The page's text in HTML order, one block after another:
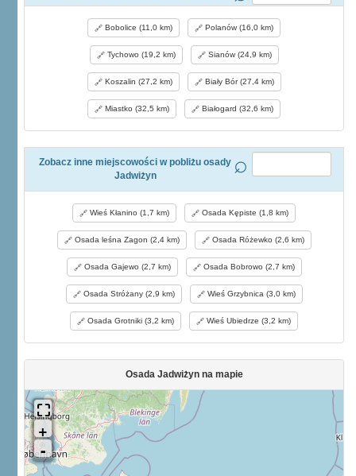
Bobolice (11,0 km) Polanów (16,0 km)
Tychowo (19,2 km) Sianów (24,9 km)
Koszalin (27,2 km) Biały Bór (27,4 km)
Miastko (32,5 km) Białogard (32,6 km)
Zobacz inne miejscowości w pobliżu osady
Jadwiżyn
Wieś Kłanino (1,7 km) Osada Kępiste (1,8 km)
Osada leśna Zagon (2,4 km) Osada Różewko (2,6 km)
Osada Gajewo (2,7 km) Osada Bobrowo (2,7 km)
Osada Stróżany (2,9 km) Wieś Grzybnica (3,0 km)
Osada Grotniki (3,2 km) Wieś Ubiedrze (3,2 km)
Osada Jadwiżyn na mapie